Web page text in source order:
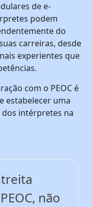
de e-
podem
do
carreiras, desde
experientes que
com o PEOC é
estabelecer uma
dos intérpretes na
não